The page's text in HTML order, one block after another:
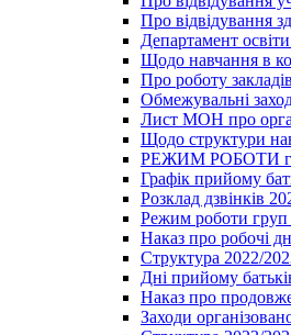
Про відвідування
Департамент
Щодо навчання в
Про роботу
Обмежувальні
Лист МОН про
Щодо структури
РЕЖИМ РОБОТИ
Графік прийому
Розклад дзвінків
Режим роботи груп
Наказ про робочі
Структура 2022/
Дні прийому
Наказ про
Заходи